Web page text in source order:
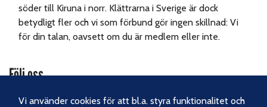
söder till Kiruna i norr. Klättrarna i Sverige är dock
betydligt fler och vi som förbund gör ingen skillnad: Vi
för din talan, oavsett om du är medlem eller inte.
Följ oss
Facebook
Vi använder cookies för att bl.a. styra funktionalitet och